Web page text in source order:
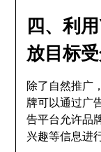
四、利
放目标
除了自然推广
牌可以通过广
告平台允许品
兴趣等信息进